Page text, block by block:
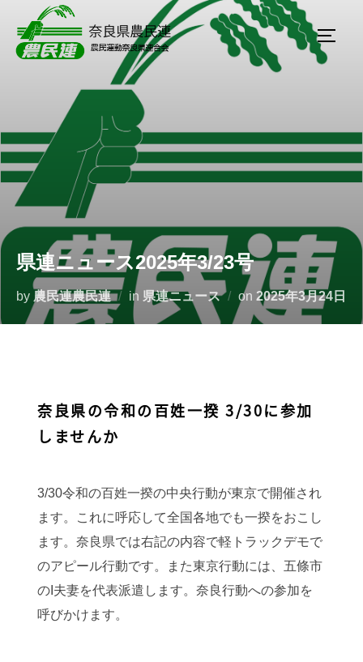
県連ニュース2025年3/23号
by 農民連農民連 in 県連ニュース on 2025年3月24日
奈良県の令和の百姓一揆 3/30に参加
しませんか
3/30令和の百姓一揆の中央行動が東京で開催され
ます。これに呼応して全国各地でも一揆をおこし
ます。奈良県では右記の内容で軽トラックデモで
のアピール行動です。また東京行動には、五條市
のI夫妻を代表派遣します。奈良行動への参加を
呼びかけます。